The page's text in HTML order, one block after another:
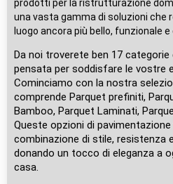
prodotti per la ristrutturazione
una vasta gamma di soluzioni che
luogo ancora più bello, funzionale
Da noi troverete ben 17
pensata per soddisfare le vostre
Cominciamo con la nostra
comprende Parquet prefiniti,
Bamboo, Parquet Laminati,
Queste opzioni di
combinazione di stile, resistenza
donando un tocco di eleganza a
casa.